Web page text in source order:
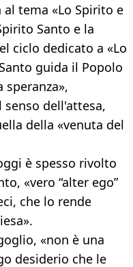
tema «Lo Spirito e
Santo e la
ciclo dedicato a «Lo
guida il Popolo
senso dell'attesa,
della «venuta del
è spesso rivolto
«vero “alter ego”
che lo rende
«non è una
desiderio che le